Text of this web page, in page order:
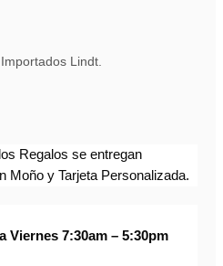
Lindt.
Regalos se entregan
Moño y Tarjeta Personalizada.
Viernes 7:30am – 5:30pm